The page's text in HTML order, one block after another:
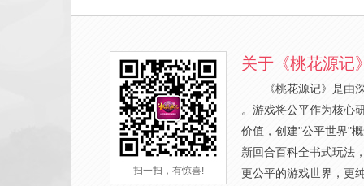
扫一扫，有惊喜!
关于《桃花源记
《桃花源记》是由
。游戏将公平作为核心
价值，创建"公平世界"
新回合百科全书式玩法
更公平的游戏世界，更